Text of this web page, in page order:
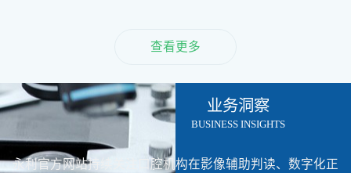
查看更多
业务洞察
BUSINESS INSIGHTS
永利官方网站持续关注口腔机构在影像辅助判读、数字化正